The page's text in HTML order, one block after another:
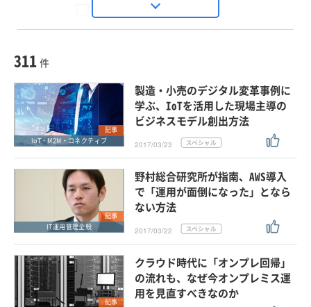
Seizo Trend
外部ニュース
スペシャルに限定する
タグ ×
× ITコスト削減
この条件で検索する
311 件
記事
IoT・M2M・コネクティブ
製造・小売のデジタル変革事例に
学ぶ、IoTを活用した現場主導の
ビジネスモデル創出方法
2017/03/23
記事
IT運用管理全般
野村総合研究所が指南、AWS導入
で「運用が面倒になった」となら
ない方法
2017/03/22
記事
クラウド時代に「オンプレ回帰」
の流れも、なぜ今オンプレミス運
用を見直すべきなのか